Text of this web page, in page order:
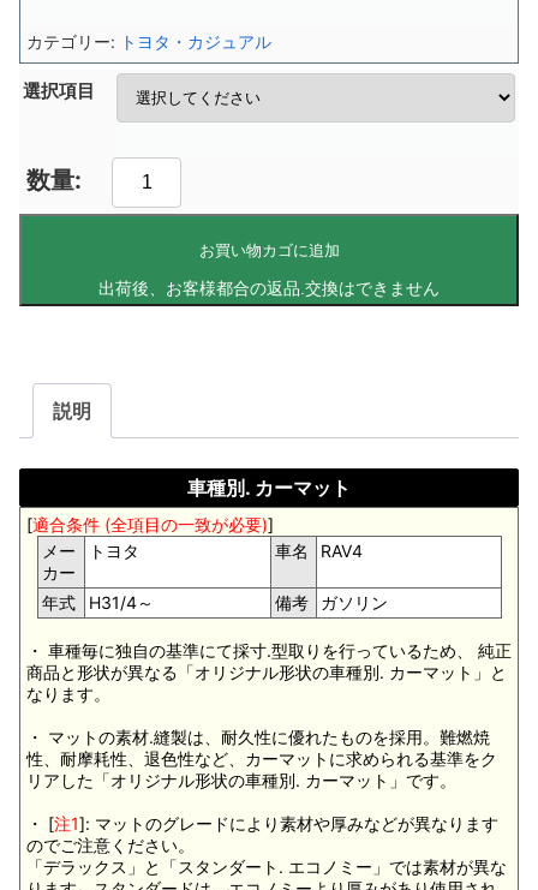
選択項目
お買い物カゴに追加
カテゴリー: トヨタ・カジュアル
説明
車種別. カーマット
[適合条件 (全項目の一致が必要)]
メー
カー
トヨタ 車名 RAV4
年式 H31/4～ 備考 ガソリン
・ 車種毎に独自の基準にて採寸.型取りを行っているため、 純正
商品と形状が異なる「オリジナル形状の車種別. カーマット」と
なります。
・ マットの素材.縫製は、耐久性に優れたものを採用。難燃焼
性、耐摩耗性、退色性など、カーマットに求められる基準をク
リアした「オリジナル形状の車種別. カーマット」です。
・ [注1]: マットのグレードにより素材や厚みなどが異なります
のでご注意ください。
「デラックス」と「スタンダート. エコノミー」では素材が異な